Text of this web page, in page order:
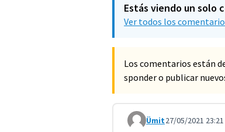
Estás viendo un solo
Ver todos los
Los comentarios están
sponder o publicar
Comentario 2174
Ümit27/05/2021 23:21